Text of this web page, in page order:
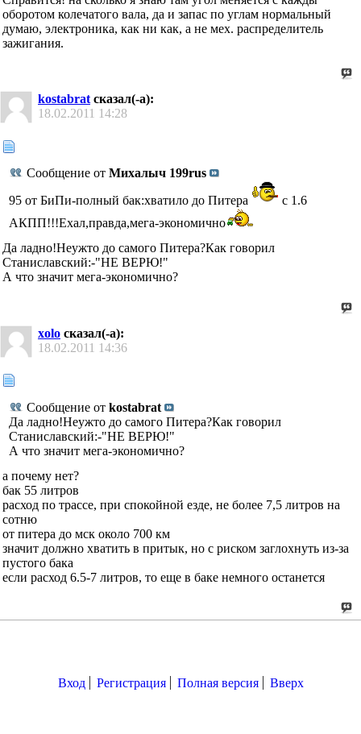
оборотом колечатого вала, да и запас по углам нормальный
думаю, электроника, как ни как, а не мех. распределитель
зажигания.
kostabrat сказал(-а):
18.02.2011 14:28
Сообщение от Михалыч 199rus
95 от БиПи-полный бак:хватило до Питера
с 1.6
АКПП!!!Ехал,правда,мега-экономично
Да ладно!Неужто до самого Питера?Как говорил
Станиславский:-"НЕ ВЕРЮ!"
А что значит мега-экономично?
xolo сказал(-а):
18.02.2011 14:36
Сообщение от kostabrat
Да ладно!Неужто до самого Питера?Как говорил
Станиславский:-"НЕ ВЕРЮ!"
А что значит мега-экономично?
а почему нет?
бак 55 литров
расход по трассе, при спокойной езде, не более 7,5 литров на
сотню
от питера до мск около 700 км
значит должно хватить в притык, но с риском заглохнуть из-за
пустого бака
если расход 6.5-7 литров, то еще в баке немного останется
Вход Регистрация Полная версия Вверх